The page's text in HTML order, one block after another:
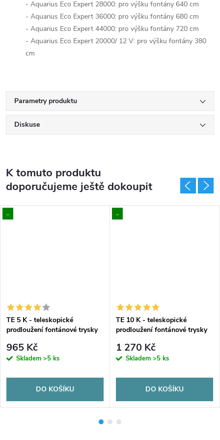
- Aquarius Eco Expert 28000: pro výšku fontány 640 cm
- Aquarius Eco Expert 36000: pro výšku fontány 680 cm
- Aquarius Eco Expert 44000: pro výšku fontány 720 cm
- Aquarius Eco Expert 20000/ 12 V: pro výšku fontány 380
cm
Parametry produktu
Diskuse
K tomuto produktu
doporučujeme ještě dokoupit
..
TE 5 K - teleskopické
prodloužení fontánové trysky
965 Kč
Skladem >5 ks
DO KOŠÍKU
..
TE 10 K - teleskopické
prodloužení fontánové trysky
1 270 Kč
Skladem >5 ks
DO KOŠÍKU